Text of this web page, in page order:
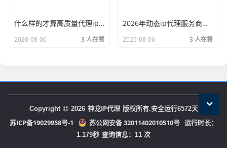
什么样的才算高质量代理ip？资深玩家总结了三个硬指标
2026-08-06 3 人在看
2026年动态ip代理服务商有哪些？这份清单建议收藏
2026-08-06 3 人在看
Copyright 2026 神龙IP代理 版权所有.安全运行6572天
苏ICP备19029958号-1 苏公网安备 32011402010510号 运行时长：
1.179秒 查询信息：11 次